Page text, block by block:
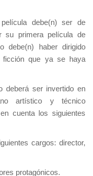
debe(n) ser de
su primera película de
debe(n) haber dirigido
ficción que ya se haya
deberá ser invertido en
artístico y técnico
cuenta los siguientes
cargos: director,
protagónicos.